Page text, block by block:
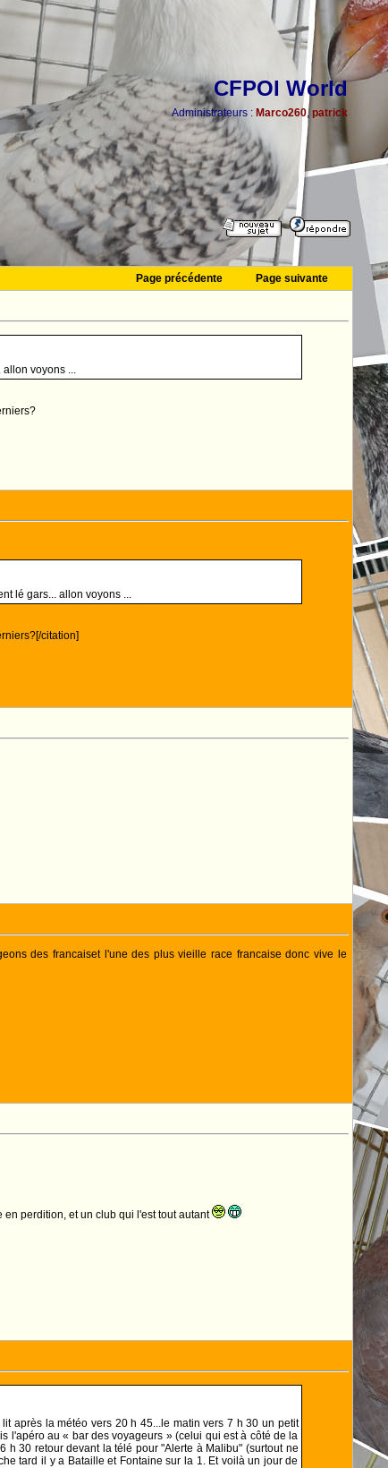
CFPOI World
Administrateurs : Marco260, patrick
Page précédente
Page suivante
allon voyons ...
lé gars... allon voyons ...
citation]
des francaiset l'une des plus vieille race francaise donc vive le
perdition, et un club qui l'est tout autant
après la météo vers 20 h 45...le matin vers 7 h 30 un petit
l'apéro au « bar des voyageurs » (celui qui est à côté de la
30 retour devant la télé pour "Alerte à Malibu" (surtout ne
tard il y a Bataille et Fontaine sur la 1. Et voilà un jour de